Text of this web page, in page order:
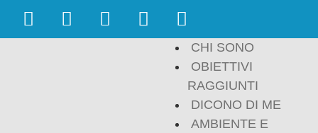
CHI SONO
OBIETTIVI
RAGGIUNTI
DICONO DI ME
AMBIENTE E